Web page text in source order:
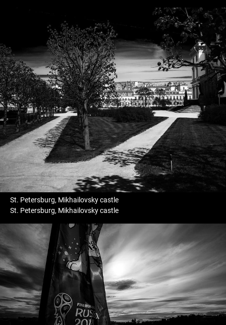
St. Petersburg, Mikhailovsky castle
St. Petersburg, Mikhailovsky castle